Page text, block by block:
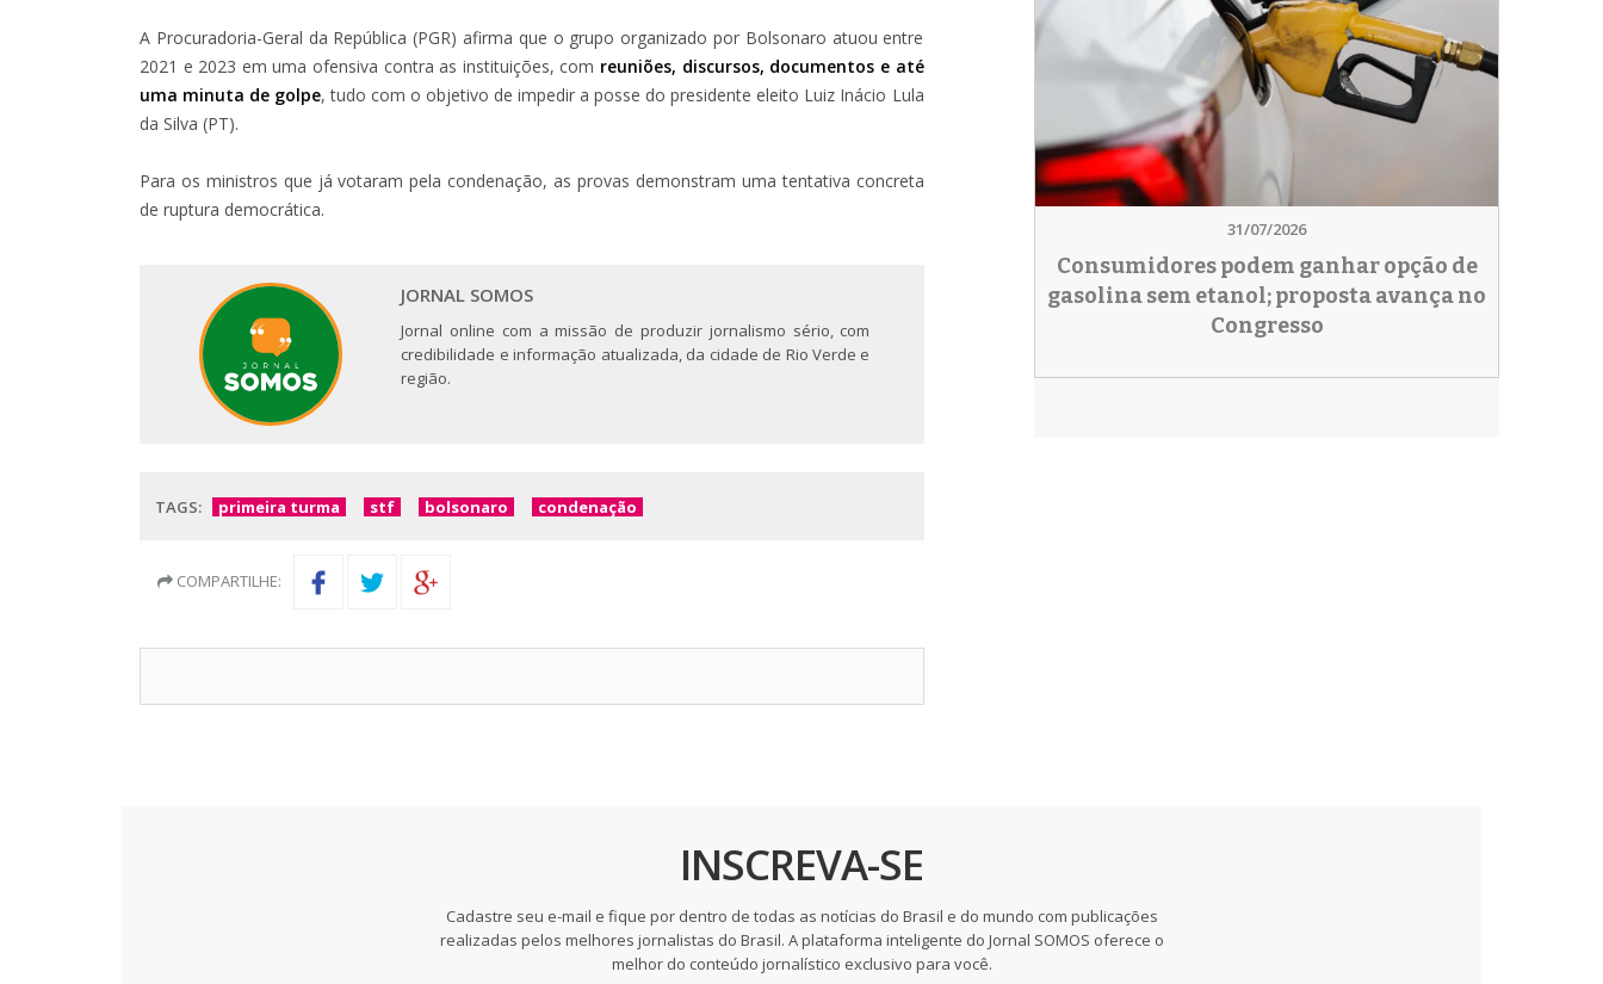
A Procuradoria-Geral da República (PGR) afirma que o grupo organizado por Bolsonaro atuou entre
2021 e 2023 em uma ofensiva contra as instituições, com reuniões, discursos, documentos e até
uma minuta de golpe, tudo com o objetivo de impedir a posse do presidente eleito Luiz Inácio Lula
da Silva (PT).
Para os ministros que já votaram pela condenação, as provas demonstram uma tentativa concreta
de ruptura democrática.
JORNAL SOMOS
Jornal online com a missão de produzir jornalismo sério, com
credibilidade e informação atualizada, da cidade de Rio Verde e
região.
TAGS: primeira turma stf bolsonaro condenação
COMPARTILHE:
31/07/2026
Consumidores podem ganhar opção de
gasolina sem etanol; proposta avança no
Congresso
INSCREVA-SE
Cadastre seu e-mail e fique por dentro de todas as notícias do Brasil e do mundo com publicações
realizadas pelos melhores jornalistas do Brasil. A plataforma inteligente do Jornal SOMOS oferece o
melhor do conteúdo jornalístico exclusivo para você.